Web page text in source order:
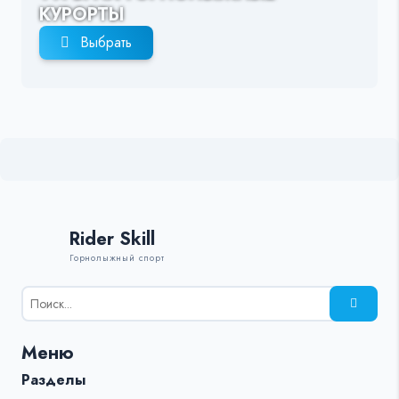
КУРОРТЫ
Выбрать
Rider Skill
Горнолыжный спорт
Результаты
поиска
%s:
Меню
Разделы